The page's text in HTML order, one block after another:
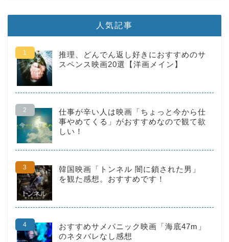
人気記事
推理、どんでん返し好きにおすすめのサ
スペンス映画20選【洋画メイン】
仕事が辛い人は映画「ちょっと今から仕
事やめてくる」がおすすめなので観て欲
しい！
韓国映画「トンネル 闇に鎖された男」
を観た感想。おすすめです！
おすすめサメパニック映画「海底47m」
のネタバレなし感想